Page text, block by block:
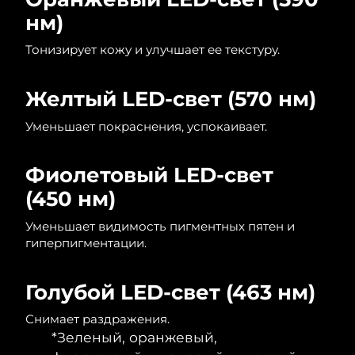
нм)
Тонизирует кожу и улучшает ее текстуру.
Желтый LED-свет (570 нм)
Уменьшает покраснения, успокаивает.
Фиолетовый LED-свет
(450 нм)
Уменьшает видимость пигментных пятен и
гиперпигментации.
Голубой LED-свет (463 нм)
Снимает раздражения.
*Зеленый, оранжевый,
8/11/26
Нидерланды
Новая Зеландия
8/10/26
Ожидаемая дата доставки
Оман
Ожидаемая дата доставки
Филиппины
Ожидаемая дата доставки
Польша
8/11/26
Португалия